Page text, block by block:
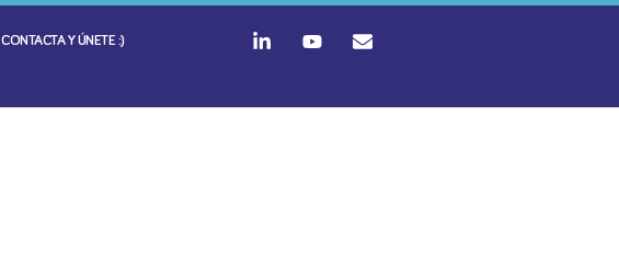
CONTACTA Y ÚNETE :)